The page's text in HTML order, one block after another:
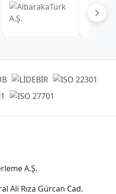
A.Ş.
Ali Rıza Gürcan Cad.